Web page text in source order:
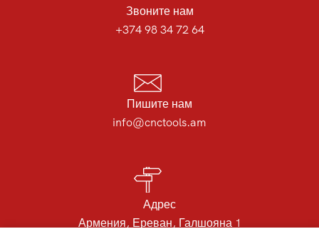
Звоните нам
+374 98 34 72 64
Пишите нам
info@cnctools.am
Адрес
Армения, Ереван, Галшояна 1